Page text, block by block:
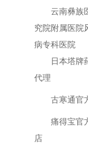
云南彝族
究院附属医院
病专科医院
日本塔牌
代理
古寒通官
痛得宝官
店